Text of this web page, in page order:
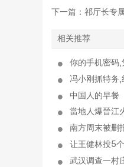
下一篇： 祁厅长专
相关推荐
你的手机密码,
冯小刚抓特务
中国人的早餐
當地人爆晉江
南方周末被删
让王健林投5
武汉调查一村